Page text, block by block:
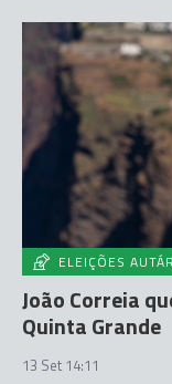
ELEIÇÕES
João Correia
Quinta Grande
13 Set 14:11